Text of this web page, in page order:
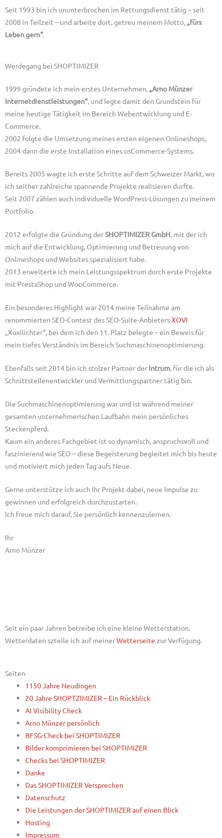
Seit 1993 bin ich ununterbrochen im Rettungsdienst tätig – seit
2008 in Teilzeit – und arbeite dort, getreu meinem Motto, „fürs
Leben gern“.
Werdegang bei SHOPTIMIZER
1999 gründete ich mein erstes Unternehmen, „Arno Münzer
Internetdienstleistungen“ , und legte damit den Grundstein für
meine heutige Tätigkeit im Bereich Webentwicklung und E-
Commerce.
2002 folgte die Umsetzung meines ersten eigenen Onlineshops,
2004 dann die erste Installation einesosCommerce-Systems
Bereits 2005 wagte ich erste Schritte auf dem Schweizer Markt, wo
ich seither zahlreiche spannende Projekte realisieren durfte.
Seit 2007 zählen auch individuelle WordPress-Lösungen zu meinem
Portfolio.
2012 erfolgte die Gründung derSHOPTIMIZER GmbH, mit der ich
mich auf die Entwicklung, Optimierung und Betreuung von
Onlineshops und Websites spezialisiert habe.
2013 erweiterte ich mein Leistungsspektrum durch erste Projekte
mit PrestaShop und WooCommerce.
Ein besonderes Highlight war 2014 meine Teilnahme am
renommierten SEO-Contest des SEO-Suite-AnbietersXOVI
„Xoxilichter“, bei dem ich den 11. Platz belegte – ein Beweis für
mein tiefes Verständnis im Bereich Suchmaschinenoptimierung.
Ebenfalls seit 2014 bin ich stolzer Partner der Intrum, für die ich als
Schnittstellenentwickler und Vermittlungspartner tätig bin.
Die Suchmaschinenoptimierung war und ist während meiner
gesamten unternehmerischen Laufbahn mein persönliches
Steckenpferd.
Kaum ein anderes Fachgebiet ist so dynamisch, anspruchsvoll und
faszinierend wie SEO – diese Begeisterung begleitet mich bis heute
und motiviert mich jeden Tag aufs Neue.
Gerne unterstütze ich auch Ihr Projekt dabei, neue Impulse zu
gewinnen und erfolgreich durchzustarten.
Ich freue mich darauf, Sie persönlich kennenzulernen.
Ihr
Arno Münzer
Seit ein paar Jahren betreibe ich eine kleine Wetterstation.
Wetterdaten sztelle ich auf meinerWetterseite zur Verfügung.
Seiten
1150 Jahre Neudingen
20 Jahre SHOPTZIMIZER – Ein Rückblick
AI Visibility Check
Arno Münzer persönlich
BFSG-Check bei SHOPTIMIZER
Bilder komprimieren bei SHOPTIMIZER
Checks bei SHOPTIMIZER
Danke
Das SHOPTIMIZER Versprechen
Datenschutz
Die Leistungen der SHOPTIMIZER auf einen Blick
Hosting
Impressum